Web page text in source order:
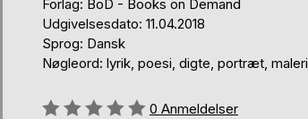
Forlag: BoD - Books on Demand
Udgivelsesdato: 11.04.2018
Sprog: Dansk
Nøgleord: lyrik, poesi, digte, portræt, maleri
Anmeldelse::
0 Anmeldelser